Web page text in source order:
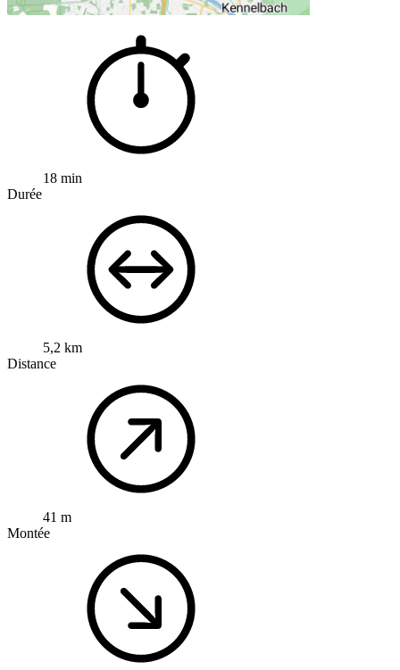
18 min
Durée
5,2 km
Distance
41 m
Montée